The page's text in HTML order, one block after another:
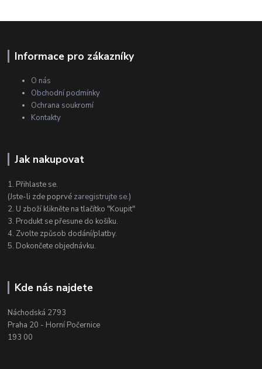
Informace pro zákazníky
O nás
Obchodní podmínky
Ochrana soukromí
Kontakty
Jak nakupovat
1. Přihlaste se.
(Jste-li zde poprvé zaregistrujte se.)
2. U zboží klikněte na tlačítko "Koupit"
3. Produkt se přesune do košíku.
4. Zvolte způsob dodání/platby.
5. Dokončete objednávku.
Kde nás najdete
Náchodská 2793
Praha 20 - Horní Počernice
193 00